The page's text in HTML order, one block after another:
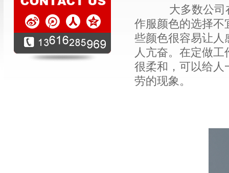
大多数公司
作服颜色的选择
些颜色很容易让
人亢奋。在定做
很柔和，可以给
劳的现象。